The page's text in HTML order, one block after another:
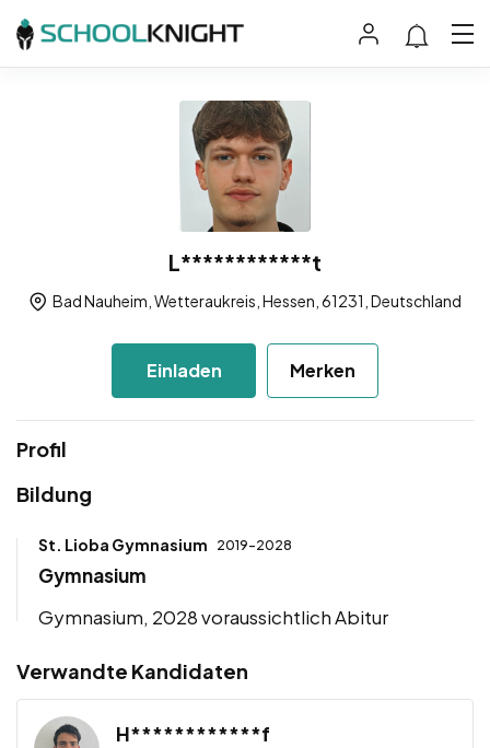
L************t
Bad Nauheim, Wetteraukreis, Hessen, 61231, Deutschland
Einladen Merken
Profil
Bildung
St. Lioba Gymnasium 2019-2028
Gymnasium
Gymnasium, 2028 voraussichtlich Abitur
Verwandte Kandidaten
H************f